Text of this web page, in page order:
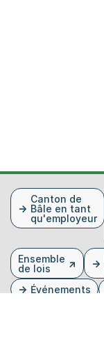
FusszeileCanton de
Bâle en tant
qu'employeur
Ensemble
de lois
Événements